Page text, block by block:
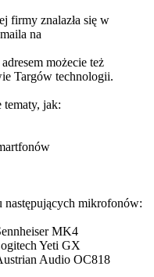
firmy znalazła się w
na
możecie też
Targów technologii.
jak:
następujących mikrofonów:
MK4
Yeti GX
Audio OC818